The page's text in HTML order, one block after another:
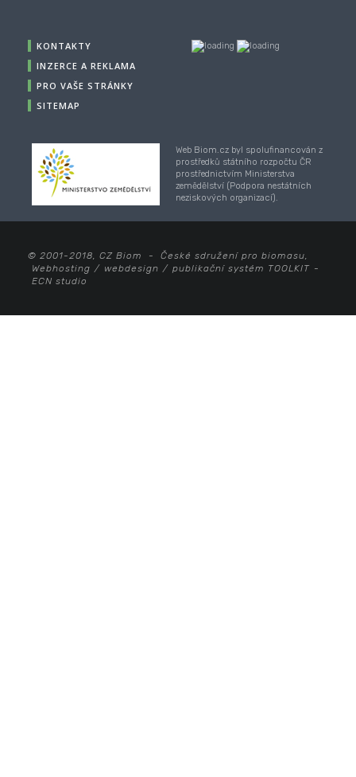
KONTAKTY
INZERCE A REKLAMA
PRO VAŠE STRÁNKY
SITEMAP
Web Biom.cz byl spolufinancován z
prostředků státního rozpočtu ČR
prostřednictvím Ministerstva
zemědělství (Podpora nestátních
neziskových organizací).
© 2001-2018, CZ Biom - České sdružení pro biomasu,
Webhosting / webdesign / publikační systém TOOLKIT -
ECN studio